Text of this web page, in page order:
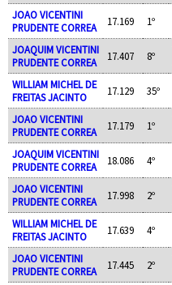
JOAO VICENTINI
PRUDENTE CORREA
17.169 1º
JOAQUIM VICENTINI
PRUDENTE CORREA
17.407 8º
WILLIAM MICHEL DE
FREITAS JACINTO
17.129 35º
JOAO VICENTINI
PRUDENTE CORREA
17.179 1º
JOAQUIM VICENTINI
PRUDENTE CORREA
18.086 4º
JOAO VICENTINI
PRUDENTE CORREA
17.998 2º
WILLIAM MICHEL DE
FREITAS JACINTO
17.639 4º
JOAO VICENTINI
PRUDENTE CORREA
17.445 2º